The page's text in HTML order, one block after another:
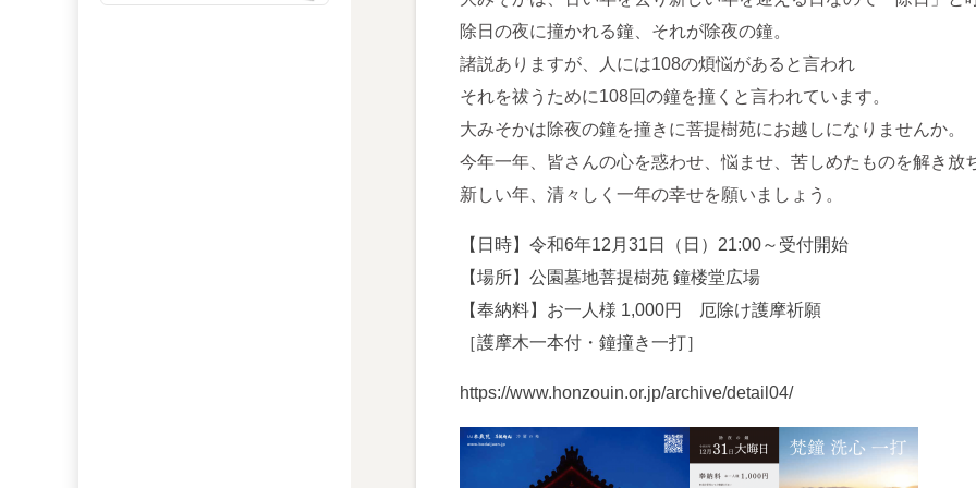
除日の夜に撞かれる鐘、それが除夜の鐘。
諸説ありますが、人には108の煩悩があると言われ
それを祓うために108回の鐘を撞くと言われています。
大みそかは除夜の鐘を撞きに菩提樹苑にお越しになりませんか。
今年一年、皆さんの心を惑わせ、悩ませ、苦しめたものを解き放
新しい年、清々しく一年の幸せを願いましょう。
【日時】令和6年12月31日（日）21:00～受付開始
【場所】公園墓地菩提樹苑 鐘楼堂広場
【奉納料】お一人様 1,000円 厄除け護摩祈願
［護摩木一本付・鐘撞き一打］
https://www.honzouin.or.jp/archive/detail04/